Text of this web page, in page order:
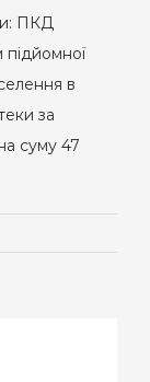
ПКД
підйомної
в
за
суму 47